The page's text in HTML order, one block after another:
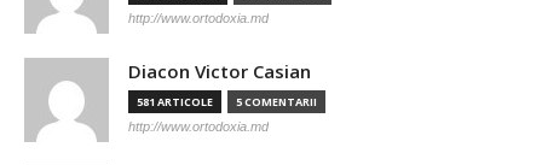
http://www.ortodoxia.md
Diacon Victor Casian
581 ARTICOLE 5 COMENTARII
http://www.ortodoxia.md